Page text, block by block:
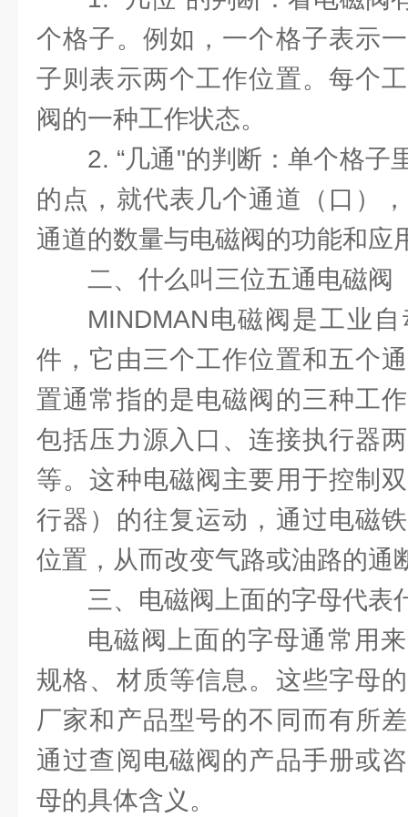
个格子。例如，一个格子表示
子则表示两个工作位置。每个
阀的一种工作状态。
2. “几通"的判断：单个格子
的点，就代表几个通道（口）
通道的数量与电磁阀的功能和应
二、什么叫三位五通电磁阀
MINDMAN电磁阀是工业
件，它由三个工作位置和五个
置通常指的是电磁阀的三种工
包括压力源入口、连接执行器
等。这种电磁阀主要用于控制
行器）的往复运动，通过电磁
位置，从而改变气路或油路的通
三、电磁阀上面的字母代表
电磁阀上面的字母通常用
规格、材质等信息。这些字母
厂家和产品型号的不同而有所
通过查阅电磁阀的产品手册或
母的具体含义。